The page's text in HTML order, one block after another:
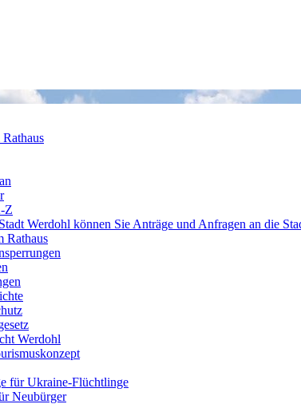
Z
Werdohl können Sie Anträge und Anfragen an die
Rathaus
Werdohl
für Ukraine-Flüchtlinge
Neubürger